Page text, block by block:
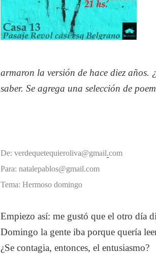
armaron la versión de hace diez
saber. Se agrega una selección de
De: verdequetequieroliva@gmail.com
Para: natalepablos@gmail.com
Tema: Hermoso domingo
Empiezo así: me gustó que el otro día
Domingo la gente iba porque quería
¿Se contagia, entonces, el entusiasmo?